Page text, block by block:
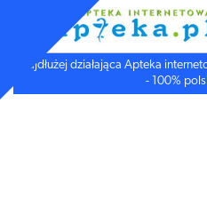
Najdłużej działająca Apteka
- 100%